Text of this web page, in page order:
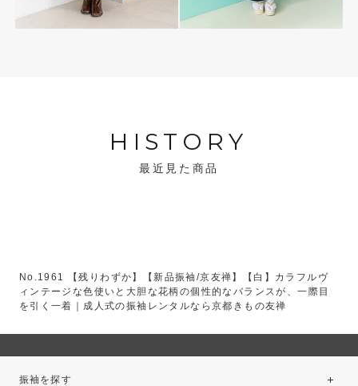
HISTORY
最近見た商品
No.1961 【残りわずか】【新品振袖/京友禅】【白】カラフルヴ
ィンテージな色使いと大胆な花柄の個性的なバランスが、一際目
を引く一着｜成人式の振袖レンタルなら京都きもの友禅
振袖を探す